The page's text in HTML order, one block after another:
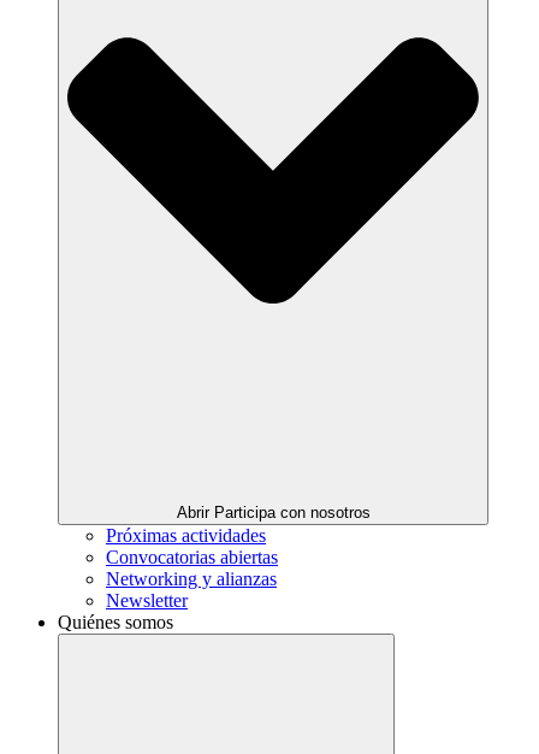
Abrir Participa con nosotros
Próximas actividades
Convocatorias abiertas
Networking y alianzas
Newsletter
Quiénes somos